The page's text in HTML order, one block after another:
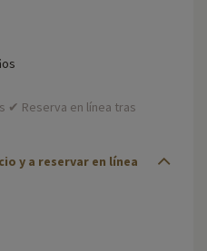
✔ Reserva en línea tras
y a reservar en línea